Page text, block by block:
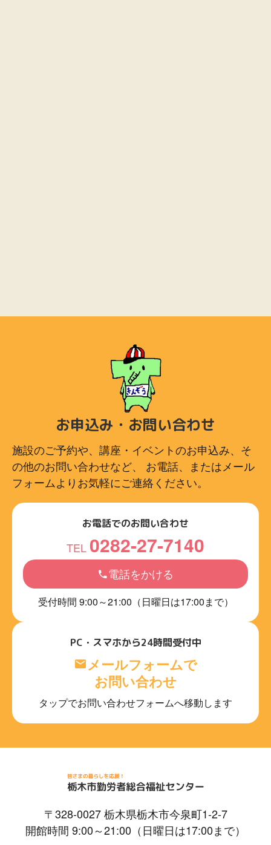
お申込み・お問い合わせ
施設のご予約や、講座・イベントのお申込み、そ
の他のお問い合わせなど、
お電話、またはメール
フォームよりお気軽にご連絡ください。
お電話でのお問い合わせ
TEL 0282-27-7140
電話をかける
受付時間 9:00～21:00（日曜日は17:00まで）
PC・スマホから24時間受付中
メールフォームで
お問い合わせ
タップでお問い合わせフォームへ移動します
〒328-0027 栃木県栃木市今泉町1-2-7
開館時間 9:00～21:00（日曜日は17:00まで）